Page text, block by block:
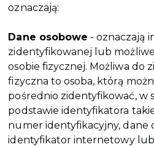
oznaczają:
Dane osobowe - oznaczają
zidentyfikowanej lub
osobie fizycznej. Możliwa do
fizyczna to osoba, którą
pośrednio zidentyfikować, w
podstawie identyfikatora
numer identyfikacyjny, dane
identyfikator internetowy